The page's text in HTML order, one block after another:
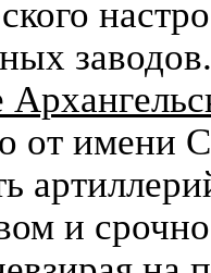
от имени
и